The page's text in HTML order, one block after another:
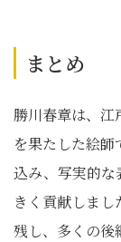
まとめ
勝川春章は、江
を果たした絵
込み、写実的な
きく貢献しま
残し、多くの後